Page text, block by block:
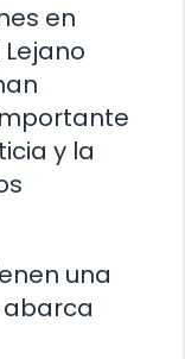
en
y la
una
abarca